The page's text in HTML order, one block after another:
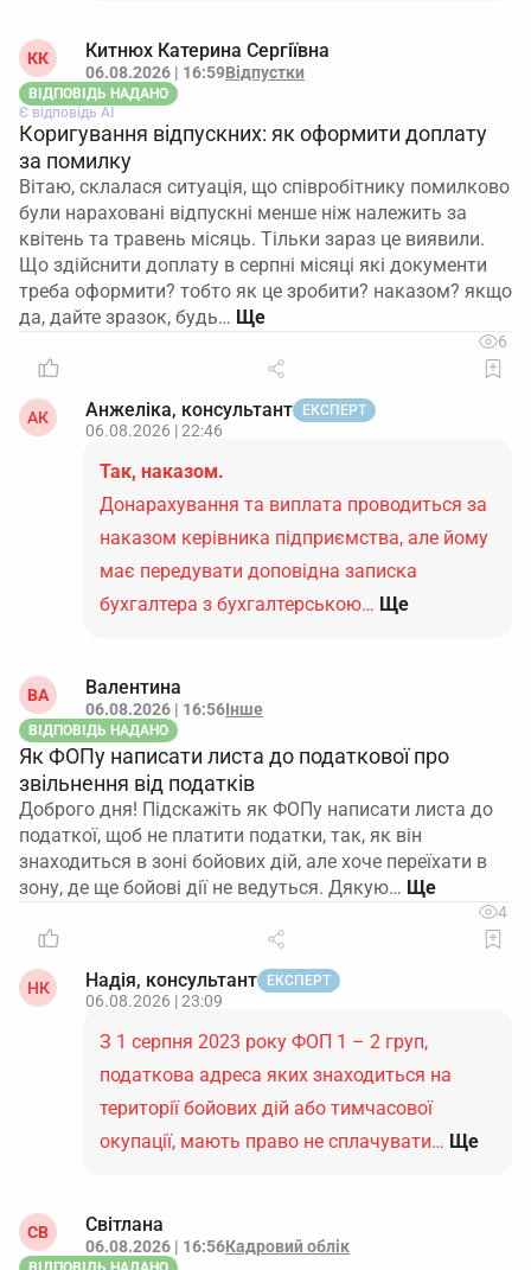
КК Китнюх Катерина Сергіївна
06.08.2026 | 16:59Відпустки
ВІДПОВІДЬ НАДАНО
Є відповідь АІ
Коригування відпускних: як оформити доплату
за помилку
Вітаю, склалася ситуація, що співробітнику помилково
були нараховані відпускні менше ніж належить за
квітень та травень місяць. Тільки зараз це виявили.
Що здійснити доплату в серпні місяці які документи
треба оформити? тобто як це зробити? наказом? якщо
да, дайте зразок, будь…
6
АК Анжеліка, консультант ЕКСПЕРТ
06.08.2026 | 22:46
Так, наказом.
Донарахування та виплата проводиться за
наказом керівника підприємства, але йому
має передувати доповідна записка
бухгалтера з бухгалтерською… Ще
ВА Валентина
06.08.2026 | 16:56Інше
ВІДПОВІДЬ НАДАНО
Як ФОПу написати листа до податкової про
звільнення від податків
Доброго дня! Підскажіть як ФОПу написати листа до
податкої, щоб не платити податки, так, як він
знаходиться в зоні бойових дій, але хоче переїхати в
зону, де ще бойові дії не ведуться. Дякую…
4
НК Надія, консультант ЕКСПЕРТ
06.08.2026 | 23:09
З 1 серпня 2023 року ФОП 1 – 2 груп,
податкова адреса яких знаходиться на
території бойових дій або тимчасової
окупації, мають право не сплачувати… Ще
СВ Світлана
06.08.2026 | 16:56Кадровий облік